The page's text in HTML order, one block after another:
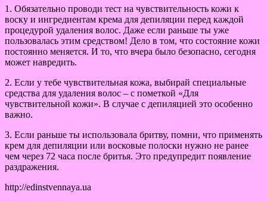
1. Обязательно проводи тест на чувствительность кожи к
воску и ингредиентам крема для депиляции перед каждой
процедурой удаления волос. Даже если раньше ты уже
пользовалась этим средством! Дело в том, что состояние кожи
постоянно меняется. И то, что вчера было безопасно, сегодня
может навредить.
2. Если у тебе чувствительная кожа, выбирай специальные
средства для удаления волос – с пометкой «Для
чувствительной кожи». В случае с депиляцией это особенно
важно.
3. Если раньше ты использовала бритву, помни, что применять
крем для депиляции или восковые полоски нужно не ранее
чем через 72 часа после бритья. Это предупредит появление
раздражения.
http://edinstvennaya.ua